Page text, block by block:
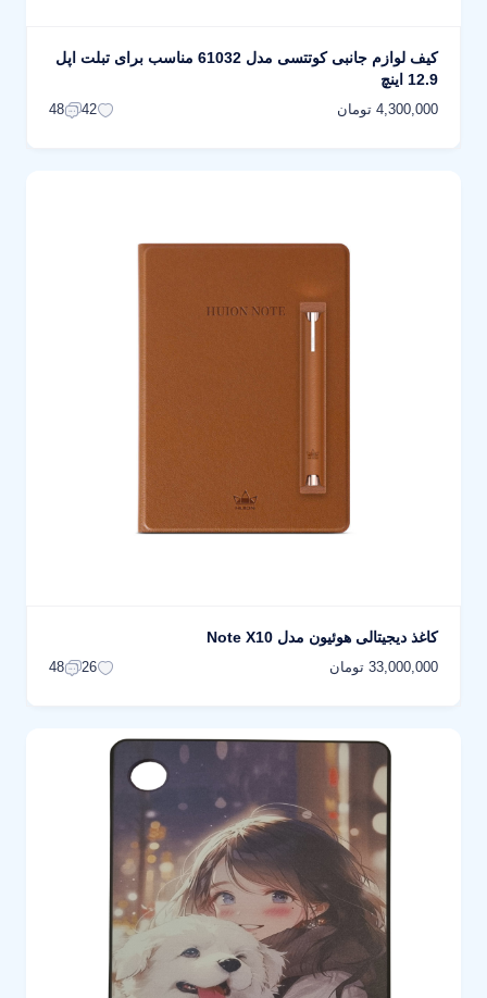
کیف لوازم جانبی کوتتسی مدل 61032 مناسب برای تبلت اپل
12.9 اینچ
4,300,000 تومان 42
48
کاغذ دیجیتالی هوئیون مدل Note X10
33,000,000 تومان 26
48